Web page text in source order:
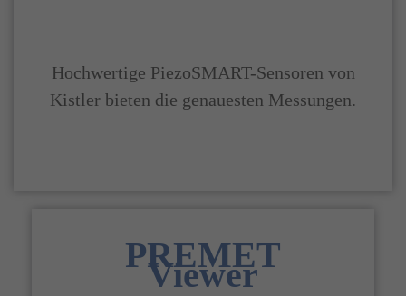
Hochwertige PiezoSMART-Sensoren von
Kistler bieten die genauesten Messungen.
PREMET
Viewer